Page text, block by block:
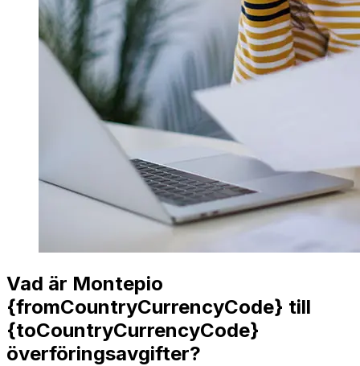
Vad är Montepio
{fromCountryCurrencyCode} till
{toCountryCurrencyCode}
överföringsavgifter?